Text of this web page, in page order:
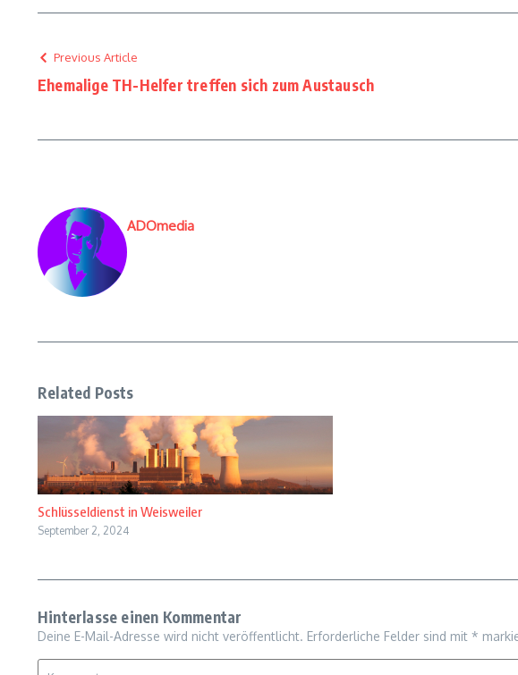
Previous Article
Ehemalige TH-Helfer treffen sich zum Austausch
ADOmedia
Related Posts
Schlüsseldienst in Weisweiler
September 2, 2024
Hinterlasse einen Kommentar
Deine E-Mail-Adresse wird nicht veröffentlicht. Erforderliche Felder sind mit *